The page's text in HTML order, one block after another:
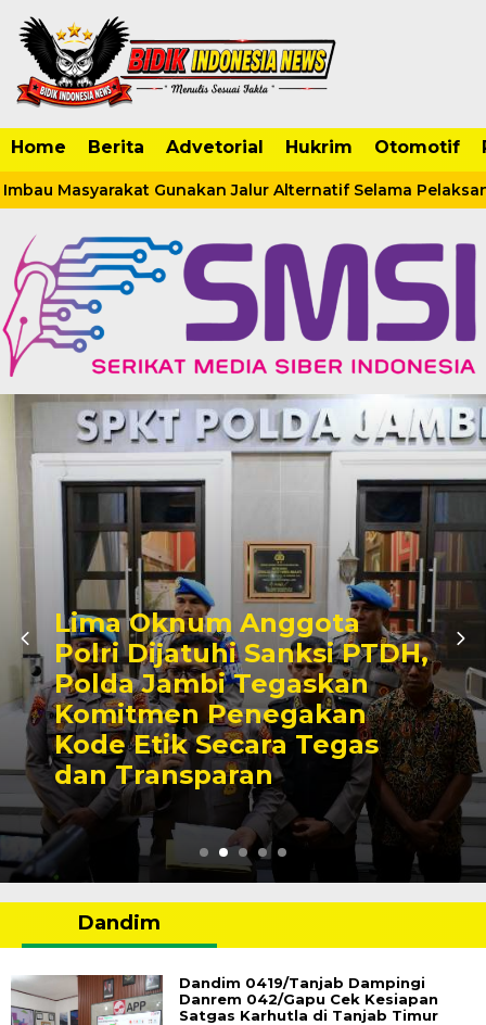
Home Berita Advetorial Hukrim Otomotif
Masyarakat Gunakan Jalur Alternatif Selama
PTDH,
Tegas
Jambi Siap
Rumah
Presisi
Jadi
Pembuktian
Dandim
Dandim 0419/Tanjab Dampingi
Danrem 042/Gapu Cek Kesiapan
Satgas Karhutla di Tanjab Timur